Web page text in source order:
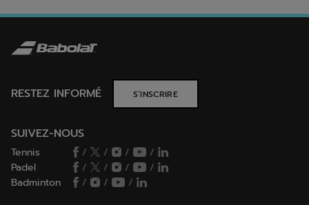
RESTEZ INFORMÉ S’INSCRIRE
SUIVEZ-NOUS
Tennis / / /
/
Padel
/ / /
/
Badminton
/ / /